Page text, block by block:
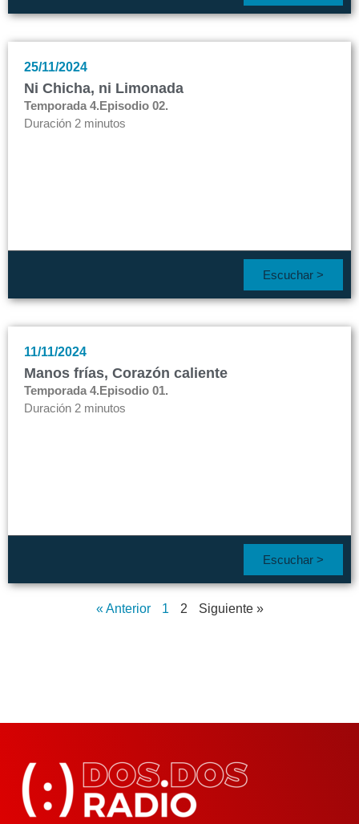
25/11/2024
Ni Chicha, ni Limonada
Temporada 4.Episodio 02.
Duración 2 minutos
Escuchar >
11/11/2024
Manos frías, Corazón caliente
Temporada 4.Episodio 01.
Duración 2 minutos
Escuchar >
« Anterior 1 2 Siguiente »